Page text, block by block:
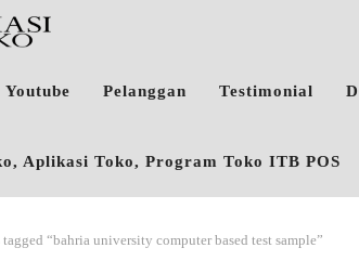
Youtube Pelanggan Testimonial
Aplikasi Toko, Program Toko ITB POS
tagged “bahria university computer based test sample”